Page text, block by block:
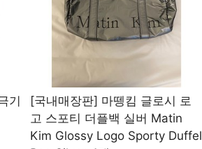
기
[국내매장판] 마뗑킴 글로시 로
고 스포티 더플백 실버 Matin
Kim Glossy Logo Sporty Duffel